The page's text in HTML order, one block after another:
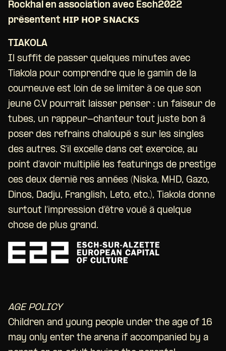
Rockhal en association avec Esch2022
présentent 𝗛𝗜𝗣 𝗛𝗢𝗣 𝗦𝗡𝗔𝗖𝗞𝗦
TIAKOLA
Il suffit de passer quelques minutes avec
Tiakola pour comprendre que le gamin de la
courneuve est loin de se limiter à ce que son
jeune C.V pourrait laisser penser : un faiseur de
tubes, un rappeur-chanteur tout juste bon à
poser des refrains chaloupé s sur les singles
des autres. S’il excelle dans cet exercice, au
point d’avoir multiplié les featurings de prestige
ces deux derniè res années (Niska, MHD, Gazo,
Dinos, Dadju, Franglish, Leto, etc.), Tiakola donne
surtout l’impression d’être voué à quelque
chose de plus grand.
AGE POLICY
Children and young people under the age of 16
may only enter the arena if accompanied by a